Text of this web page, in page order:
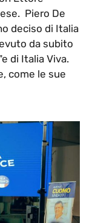
Piero De
deciso di Italia
da subito
di Italia Viva.
come le sue